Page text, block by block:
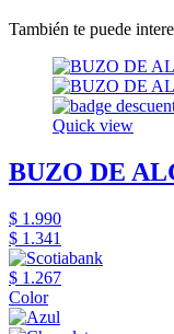
También te puede
Quick view
BUZO DE
$ 1.990
$ 1.341
$ 1.267
Color